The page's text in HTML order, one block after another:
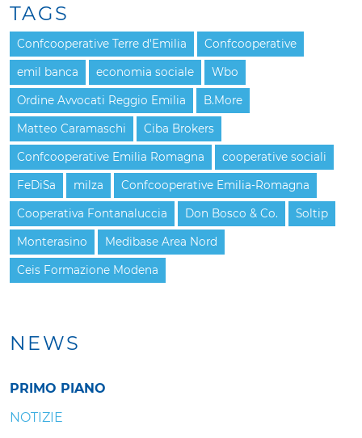
NEWS
PRIMO PIANO
NOTIZIE
TAGS
Confcooperative Terre d'Emilia Confcooperative
emil banca economia sociale Wbo
Ordine Avvocati Reggio Emilia B.More
Matteo Caramaschi Ciba Brokers
Confcooperative Emilia Romagna cooperative sociali
FeDiSa milza Confcooperative Emilia-Romagna
Cooperativa Fontanaluccia Don Bosco & Co. Soltip
Monterasino Medibase Area Nord
Ceis Formazione Modena